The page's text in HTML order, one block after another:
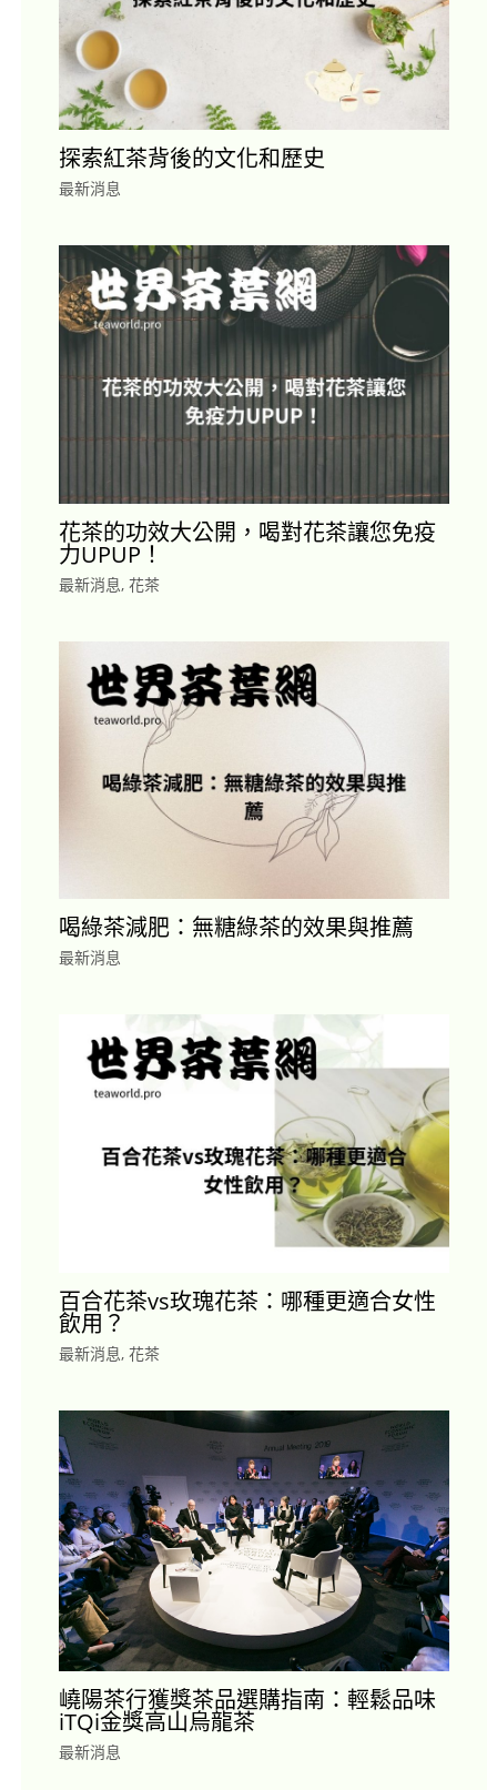
探索紅茶背後的文化和歷史
最新消息
花茶的功效大公開，喝對花茶讓您免疫
力UPUP！
最新消息, 花茶
喝綠茶減肥：無糖綠茶的效果與推薦
最新消息
百合花茶vs玫瑰花茶：哪種更適合女性
飲用？
最新消息, 花茶
嶢陽茶行獲獎茶品選購指南：輕鬆品味
iTQi金獎高山烏龍茶
最新消息